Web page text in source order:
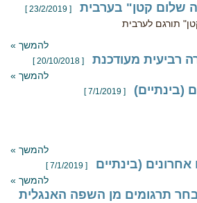
שלום קטן" בערבית [ 23/2/2019 ]
תורגם לערבית
להמשך »
רביעית מעודכנת [ 20/10/2018 ]
להמשך »
(בינתיים) [ 7/1/2019 ]
להמשך »
(בינתיים [ 7/1/2019 ]
להמשך »
תרגומים מן השפה האנגלית